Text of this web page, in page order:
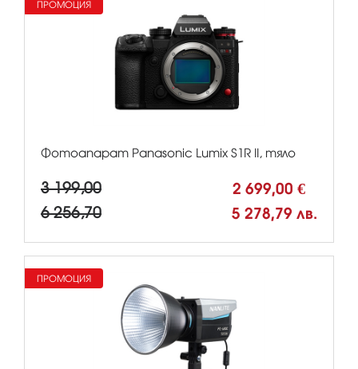
Фотоапарат Panasonic Lumix S1R II, тяло
3 199,00 2 699,00 €
6 256,70 5 278,79 лв.
ПРОМОЦИЯ
ПРОМОЦИЯ